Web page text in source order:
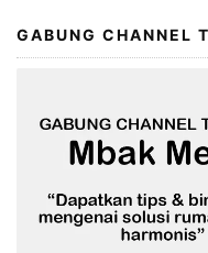
GABUNG CHANNEL